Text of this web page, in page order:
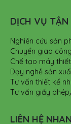
DỊCH VỤ TẬN
Nghiên cứu sản
Chuyển giao
Chế tạo máy
Dạy nghề sản
Tư vấn thiết kế
Tư vấn giấy
LIÊN HỆ